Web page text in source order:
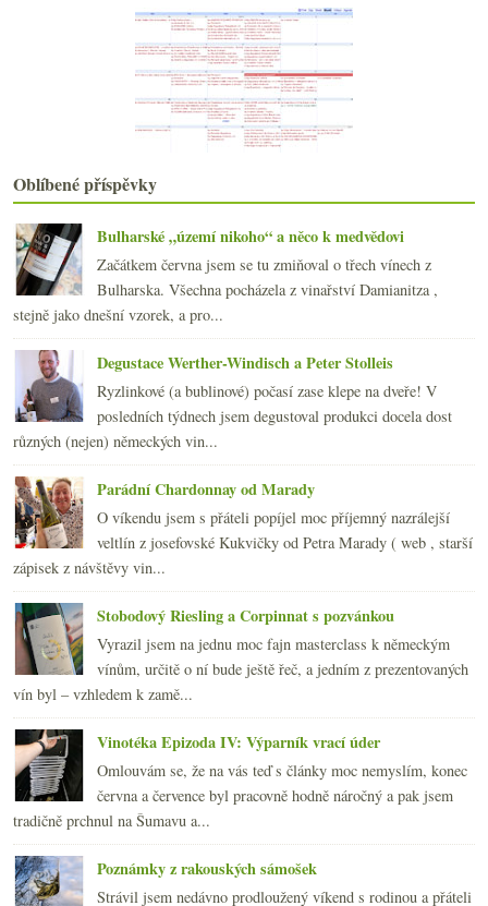
Vína analýze nepodrobená
Výsledky ankety „Nealkoholická vína?“
Galant, Kovacs, Chrámce…
Čechy a Morava ve zkratce
Pinot z Bádenska – Vinexus poprvé
Břevnov, Wine Week a dvakrát moc kouře
3x Bordeaux a Skale 2004 ve slepé ochutnávce
Hostům klokan, sobě Grand Cru?
Prague Wine Week a Mělničina
Bordeaux v bílém hávu - Château Thieuley 2005
Bojanovický Cabernet na pořádnou facku
Budete číst i o mléku a bramborách?
Voní Chile jako marihuana? Soutěž!
Výsledky ankety „Novoroční vinné předsevzetí?“
►2008(270)
►2007(108)
Oblíbené příspěvky
Bulharské „území nikoho“ a něco k medvědovi
Začátkem června jsem se tu zmiňoval o třech vínech z
Bulharska. Všechna pocházela z vinařství Damianitza ,
stejně jako dnešní vzorek, a pro...
Degustace Werther-Windisch a Peter Stolleis
Ryzlinkové (a bublinové) počasí zase klepe na dveře! V
posledních týdnech jsem degustoval produkci docela dost
různých (nejen) německých vin...
Parádní Chardonnay od Marady
O víkendu jsem s přáteli popíjel moc příjemný nazrálejší
veltlín z josefovské Kukvičky od Petra Marady ( web , starší
zápisek z návštěvy vin...
Stobodový Riesling a Corpinnat s pozvánkou
Vyrazil jsem na jednu moc fajn masterclass k německým
vínům, určitě o ní bude ještě řeč, a jedním z prezentovaných
vín byl – vzhledem k zamě...
Vinotéka Epizoda IV: Výparník vrací úder
Omlouvám se, že na vás teď s články moc nemyslím, konec
června a července byl pracovně hodně náročný a pak jsem
tradičně prchnul na Šumavu a...
Poznámky z rakouských sámošek
Strávil jsem nedávno prodloužený víkend s rodinou a přáteli